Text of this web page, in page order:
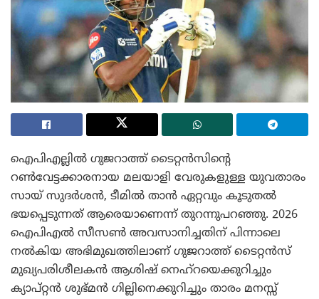
ഐപിഎല്ലിൽ ഗുജറാത്ത് ടൈറ്റൻസിന്റെ
റൺവേട്ടക്കാരനായ മലയാളി വേരുകളുള്ള യുവതാരം
സായ് സുദർശൻ, ടീമിൽ താൻ ഏറ്റവും കൂടുതൽ
ഭയപ്പെടുന്നത് ആരെയാണെന്ന് തുറന്നുപറഞ്ഞു. 2026
ഐപിഎൽ സീസൺ അവസാനിച്ചതിന് പിന്നാലെ
നൽകിയ അഭിമുഖത്തിലാണ് ഗുജറാത്ത് ടൈറ്റൻസ്
മുഖ്യപരിശീലകൻ ആശിഷ് നെഹ്‌റയെക്കുറിച്ചും
ക്യാപ്റ്റൻ ശുഭ്മൻ ഗില്ലിനെക്കുറിച്ചും താരം മനസ്സ്